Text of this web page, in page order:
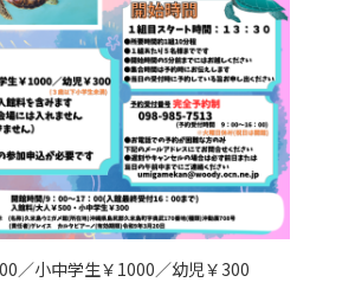
／小中学生￥1000／幼児￥300